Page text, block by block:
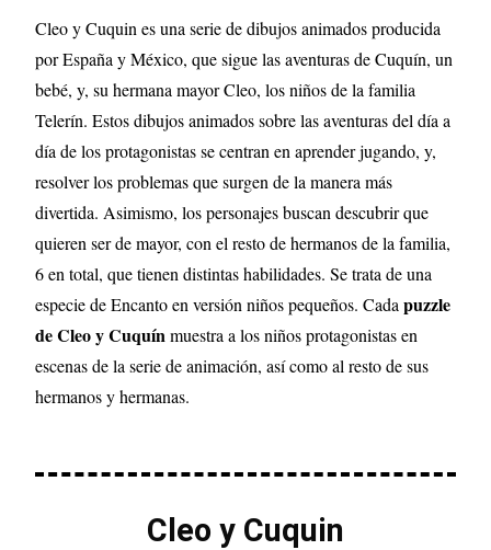
Cleo y Cuquin es una serie de dibujos animados producida
por España y México, que sigue las aventuras de Cuquín, un
bebé, y, su hermana mayor Cleo, los niños de la familia
Telerín. Estos dibujos animados sobre las aventuras del día a
día de los protagonistas se centran en aprender jugando, y,
resolver los problemas que surgen de la manera más
divertida. Asimismo, los personajes buscan descubrir que
quieren ser de mayor, con el resto de hermanos de la familia,
6 en total, que tienen distintas habilidades. Se trata de una
especie de Encanto en versión niños pequeños. Cadapuzzle
de Cleo y Cuquínmuestra a los niños protagonistas en
escenas de la serie de animación, así como al resto de sus
hermanos y hermanas.
Cleo y Cuquin